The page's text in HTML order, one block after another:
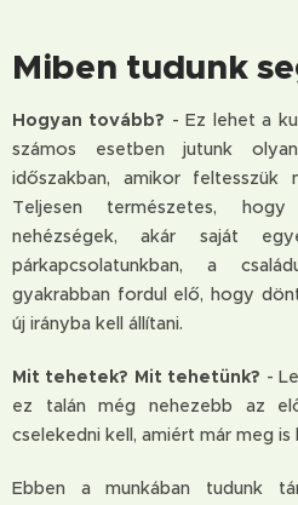
Miben tudunk
Hogyan tovább? - Ez lehet a
számos esetben jutunk
időszakban, amikor feltesszük
Teljesen természetes,
nehézségek, akár saját
párkapcsolatunkban, a
gyakrabban fordul elő, hogy
új irányba kell állítani.
Mit tehetek? Mit tehetünk? -
ez talán még nehezebb az
cselekedni kell, amiért már meg is
Ebben a munkában tudunk